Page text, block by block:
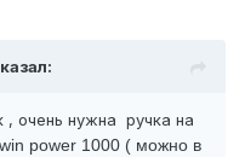
, очень нужна ручка на
power 1000 ( можно в